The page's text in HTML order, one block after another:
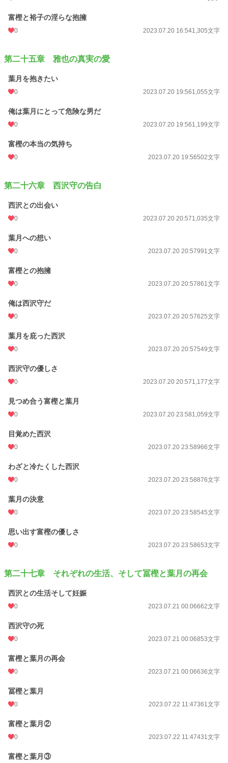
富樫と裕子の淫らな抱擁
0 2023.07.20 16:541,305文字
第二十五章 雅也の真実の愛
葉月を抱きたい
0 2023.07.20 19:561,055文字
俺は葉月にとって危険な男だ
0 2023.07.20 19:561,199文字
富樫の本当の気持ち
0 2023.07.20 19:56502文字
第二十六章 西沢守の告白
西沢との出会い
0 2023.07.20 20:571,035文字
葉月への想い
0 2023.07.20 20:57991文字
富樫との抱擁
0 2023.07.20 20:57861文字
俺は西沢守だ
0 2023.07.20 20:57625文字
葉月を庇った西沢
0 2023.07.20 20:57549文字
西沢守の優しさ
0 2023.07.20 20:571,177文字
見つめ合う富樫と葉月
0 2023.07.20 23:581,059文字
目覚めた西沢
0 2023.07.20 23:58966文字
わざと冷たくした西沢
0 2023.07.20 23:58876文字
葉月の決意
0 2023.07.20 23:58545文字
思い出す富樫の優しさ
0 2023.07.20 23:58653文字
第二十七章 それぞれの生活、そして冨樫と葉月の再会
西沢との生活そして妊娠
0 2023.07.21 00:06662文字
西沢守の死
0 2023.07.21 00:06853文字
富樫と葉月の再会
0 2023.07.21 00:06636文字
冨樫と葉月
0 2023.07.22 11:47361文字
富樫と葉月②
0 2023.07.22 11:47431文字
富樫と葉月③